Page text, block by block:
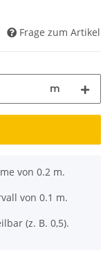
Frage zum Artikel
m
von 0.2 m.
von 0.1 m.
(z. B. 0,5).